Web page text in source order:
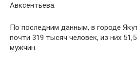
Авксентьева.
По последним данным, в городе
почти 319 тысяч человек, из них
мужчин.